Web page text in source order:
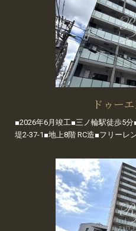
ドゥー
■2026年6月竣工■三ノ輪駅徒歩5
堤2-37-1■地上8階 RC造■フリーレ